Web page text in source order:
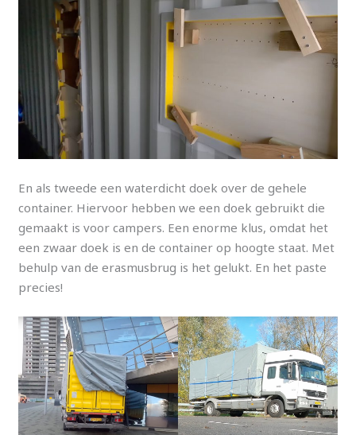
En als tweede een waterdicht doek over de gehele
container. Hiervoor hebben we een doek gebruikt die
gemaakt is voor campers. Een enorme klus, omdat het
een zwaar doek is en de container op hoogte staat. Met
behulp van de erasmusbrug is het gelukt. En het paste
precies!